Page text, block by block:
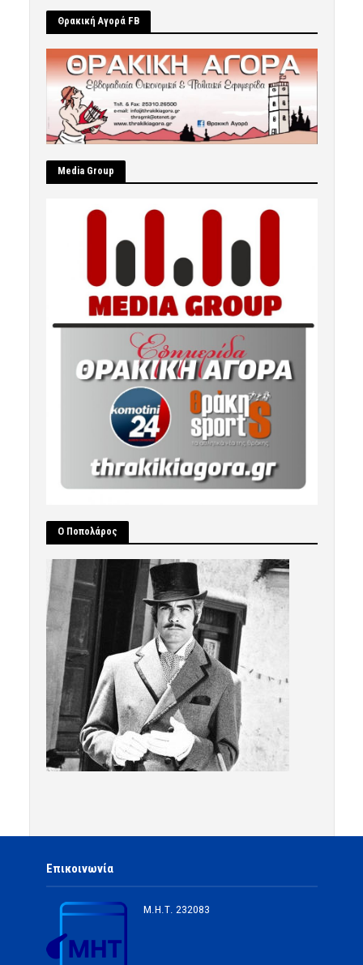
Θρακική Αγορά FB
Μedia Group
Ο Ποπολάρος
Επικοινωνία
Μ.Η.Τ. 232083